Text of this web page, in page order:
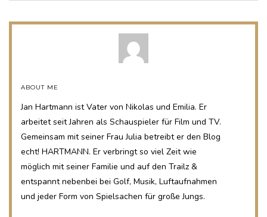
ABOUT ME
Jan Hartmann ist Vater von Nikolas und Emilia. Er
arbeitet seit Jahren als Schauspieler für Film und TV.
Gemeinsam mit seiner Frau Julia betreibt er den Blog
echt! HARTMANN. Er verbringt so viel Zeit wie
möglich mit seiner Familie und auf den Trailz &
entspannt nebenbei bei Golf, Musik, Luftaufnahmen
und jeder Form von Spielsachen für große Jungs.